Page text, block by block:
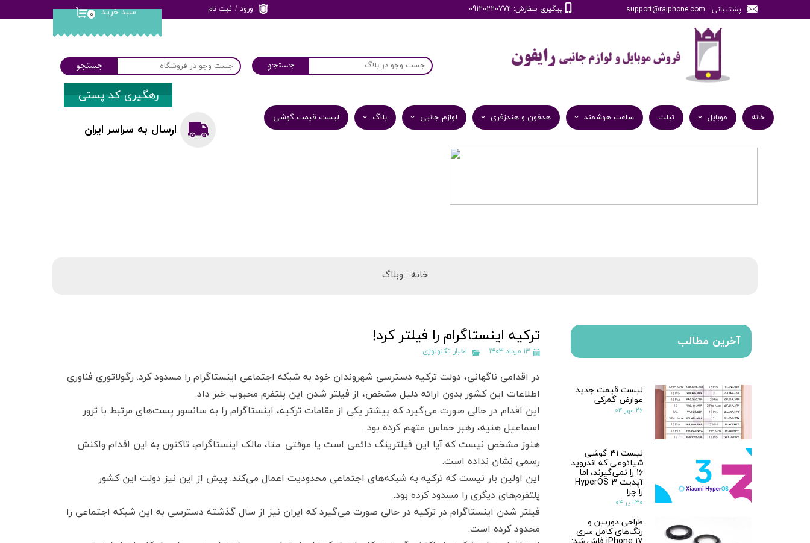
پشتیبانی: support@raiphone.com پیگیری سفارش: 09120220772 ۰ سبد خرید ورود / ثبت نام
سفارشات
خانه
موبایل تبلت ساعت هوشمند هدفون و هندزفری لوازم جانبی بلاگ لیست قیمت گوشی
جستجو جستجو
ارسال به سراسر ایران
رهگیری کد پستی
خانه | وبلاگ
ترکیه اینستاگرام را فیلتر کرد!
۱۳ مرداد ۱۴۰۳ اخبار تکنولوژی
در اقدامی ناگهانی، دولت ترکیه دسترسی شهروندان خود به شبکه اجتماعی اینستاگرام را مسدود کرد. رگولاتوری فناوری
اطلاعات این کشور بدون ارائه دلیل مشخص، از فیلتر شدن این پلتفرم محبوب خبر داد.
این اقدام در حالی صورت می‌گیرد که پیشتر یکی از مقامات ترکیه، اینستاگرام را به سانسور پست‌های مرتبط با ترور
اسماعیل هنیه، رهبر حماس متهم کرده بود.
هنوز مشخص نیست که آیا این فیلترینگ دائمی است یا موقتی. متا، مالک اینستاگرام، تاکنون به این اقدام واکنش
رسمی نشان نداده است.
این اولین بار نیست که ترکیه به شبکه‌های اجتماعی محدودیت اعمال می‌کند. پیش از این نیز دولت این کشور
پلتفرم‌های دیگری را مسدود کرده بود.
فیلتر شدن اینستاگرام در ترکیه در حالی صورت می‌گیرد که ایران نیز از سال گذشته دسترسی به این شبکه اجتماعی را
محدود کرده است.
آخرین مطالب
لیست قیمت جدید
عوارض گمرکی
۲۶ مهر ۰۴
لیست ۳۱ گوشی
شیائومی که اندروید
۱۶ را نمی‌گیرند، اما
آپدیت HyperOS 3
را چرا
۳۰ تیر ۰۴
طراحی دوربین و
رنگ‌های کامل سری